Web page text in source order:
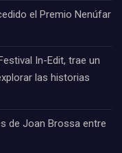
el Premio Nenúfar
In-Edit, trae un
las historias
de Joan Brossa entre